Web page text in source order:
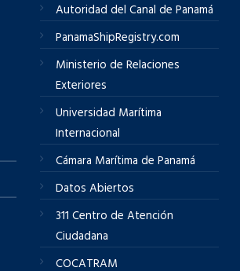
Autoridad del Canal de Panamá
PanamaShipRegistry.com
Ministerio de Relaciones
Exteriores
Universidad Marítima
Internacional
Cámara Marítima de Panamá
Datos Abiertos
311 Centro de Atención
Ciudadana
COCATRAM